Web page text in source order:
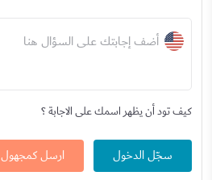
أضف إجابتك على السؤال هنا
كيف تود أن يظهر اسمك على الاجابة ؟
سجّل الدخول ارسل كمجهول